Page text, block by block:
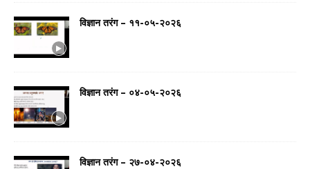
विज्ञान तरंग – ११-०५-२०२६
विज्ञान तरंग – ०४-०५-२०२६
विज्ञान तरंग – २७-०४-२०२६